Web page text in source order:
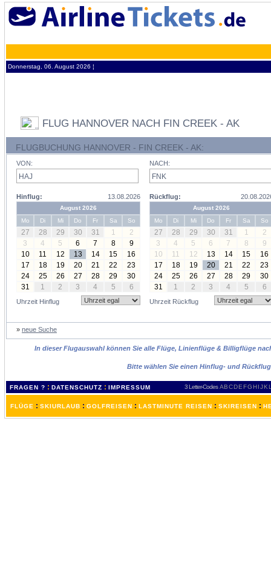
Donnerstag, 06. August 2026 ¦
FLUG HANNOVER NACH FIN CREEK - AK
FLUGBUCHUNG HANNOVER - FIN CREEK - AK:
VON:
Hinflug: 13.08.2026
August 2026
Mo
Di Mi Do Fr Sa So
27 28 29 30 31 1
2
3
4 5 6 7 8
9
10
11 12 13 14 15
16
17
18 19 20 21 22
23
24
25 26 27 28 29
30
31
1 2 3 4 5 6
Uhrzeit Hinflug
NACH:
Rückflug:
August 2026
Mo
Di Mi Do Fr Sa So
27 28 29 30 31 1
2
3
4 5 6 7 8
9
10
11 12 13 14 15
16
17
18 19 20 21 22
23
24
25 26 27 28 29
30
31
1 2 3 4 5 6
Uhrzeit Rückflug
» neue Suche
In dieser Flugauswahl können Sie alle Flüge, Linienflüge & Billigflüge
Bitte wählen Sie einen Hinflug- und
FRAGEN ? : DATENSCHUTZ : IMPRESSUM 3 Letter-Codes ABCDEFGH IJKL
FLÜGE : SKIURLAUB : GOLFREISEN : LASTMINUTE REISEN : SKIREISEN :